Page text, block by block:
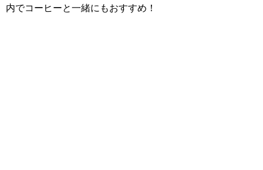
内でコーヒーと一緒にもおすすめ！